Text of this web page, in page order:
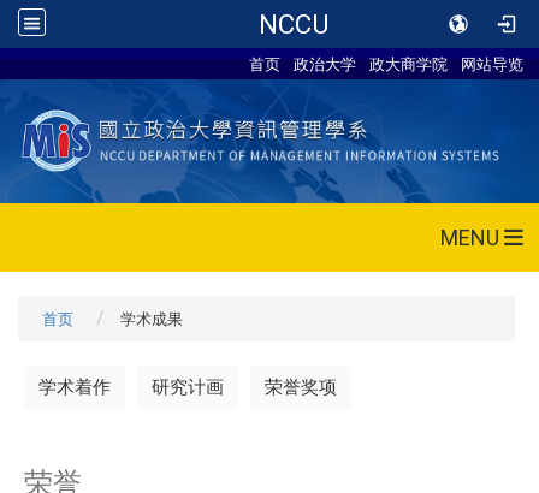
NCCU
首页 政治大学 政大商学院 网站导览
MENU
首页 学术成果
学术着作 研究计画 荣誉奖项
荣誉